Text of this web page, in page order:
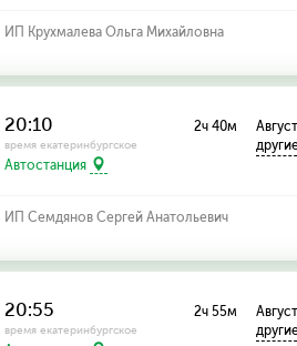
ИП Крухмалева Ольга Михайловна
20:10
время екатеринбургское
Автостанция
2ч 40м
ИП Семдянов Сергей Анатольевич
20:55
время екатеринбургское
2ч 55м